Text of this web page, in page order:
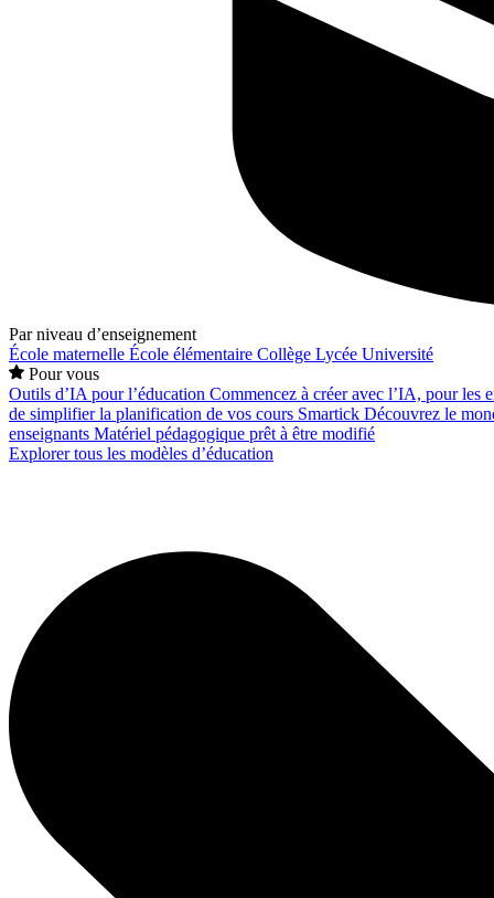
Par niveau d’enseignement
École maternelle École élémentaire Collège Lycée Université
Pour vous
Outils d’IA pour l’éducation Commencez à créer avec l’IA, pour les
de simplifier la planification de vos cours Smartick Découvrez le
enseignants Matériel pédagogique prêt à être modifié
Explorer tous les modèles d’éducation